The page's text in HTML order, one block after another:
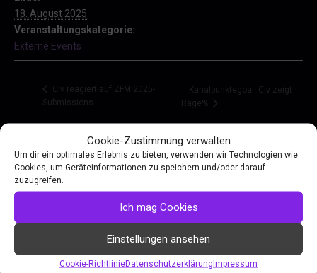
Cookie-Zustimmung verwalten
Um dir ein optimales Erlebnis zu bieten, verwenden wir Technologien wie
Cookies, um Geräteinformationen zu speichern und/oder darauf
zuzugreifen.
Ich mag Cookies
Einstellungen ansehen
Cookie-RichtlinieDatenschutzerklärungImpressum
18. August 2025
Veranstaltungskategorie:
Externe Events
Civ reagiert auf ZFM 2025-
Submissions
Kanalpunktegoal: Civ zeigt
Rage%
GERMENCH
Events & Auftritte
Restream